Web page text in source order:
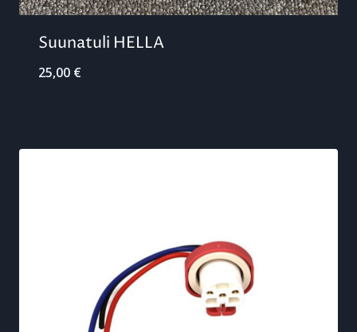
Suunatuli HELLA
25,00 €